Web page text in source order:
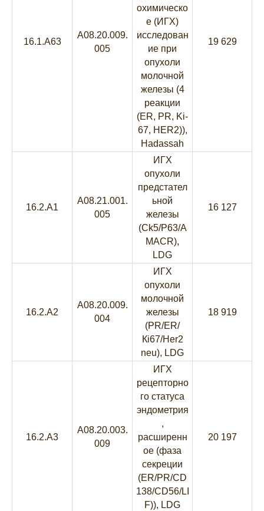
16.1.A63
A08.20.009.
005
охимическо
е (ИГХ)
исследован
ие при
опухоли
молочной
железы (4
реакции
(ER, PR, Ki-
67, HER2)),
Hadassah
19 629
16.2.A1
A08.21.001.
005
ИГХ
опухоли
предстател
ьной
железы
(Ck5/P63/A
MACR),
LDG
16 127
16.2.A2
A08.20.009.
004
ИГХ
опухоли
молочной
железы
(PR/ER/
Кi67/Her2
neu), LDG
18 919
16.2.A3
A08.20.003.
009
ИГХ
рецепторно
го статуса
эндометрия
,
расширенн
ое (фаза
секреции
(ER/PR/CD
138/CD56/LI
F)), LDG
20 197